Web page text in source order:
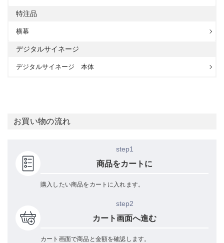
特注品
横幕
デジタルサイネージ
デジタルサイネージ 本体
お買い物の流れ
step1
商品をカートに
購入したい商品をカートに入れます。
step2
カート画面へ進む
カート画面で商品と金額を確認します。